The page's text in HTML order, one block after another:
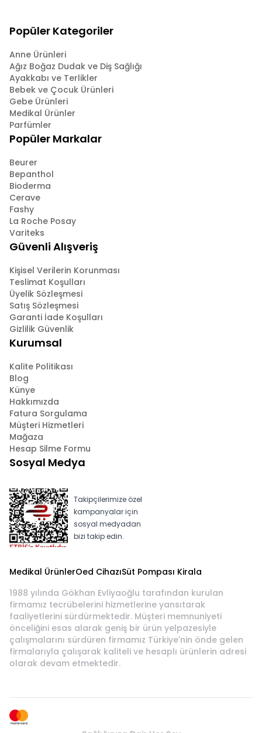
Popüler Kategoriler
Anne Ürünleri
Ağız Boğaz Dudak ve Diş Sağlığı
Ayakkabı ve Terlikler
Bebek ve Çocuk Ürünleri
Gebe Ürünleri
Medikal Ürünler
Parfümler
Popüler Markalar
Beurer
Bepanthol
Bioderma
Cerave
Fashy
La Roche Posay
Variteks
Güvenli Alışveriş
Kişisel Verilerin Korunması
Teslimat Koşulları
Üyelik Sözleşmesi
Satış Sözleşmesi
Garanti İade Koşulları
Gizlilik Güvenlik
Kurumsal
Kalite Politikası
Blog
Künye
Hakkımızda
Fatura Sorgulama
Müşteri Hizmetleri
Mağaza
Hesap Silme Formu
Sosyal Medya
Takipçilerimize özel
kampanyalar için
sosyal medyadan
bizi takip edin.
Medikal ÜrünlerOed CihazıSüt Pompası Kirala
1988 yılında Gökhan Evliyaoğlu tarafından kurulan
firmamız tecrübelerini hizmetlerine yansıtarak
faaliyetlerini sürdürmektedir. Müşteri memnuniyeti
önceliğini esas alarak geniş bir ürün yelpazesiyle
çalışmalarını sürdüren firmamız Türkiye'nin önde gelen
firmalarıyla çalışarak kaliteli ve hesaplı ürünlerin adresi
olarak devam etmektedir.